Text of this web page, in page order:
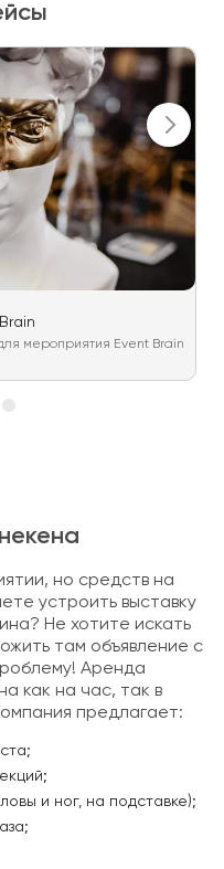
мероприятия Event Brain
но средств на
устроить выставку
Не хотите искать
там объявление с
Аренда
как на час, так в
предлагает:
и ног, на подставке);